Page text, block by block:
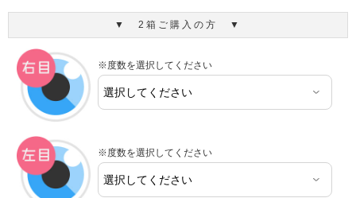
▼ 2箱ご購入の方 ▼
※度数を選択してください
※度数を選択してください